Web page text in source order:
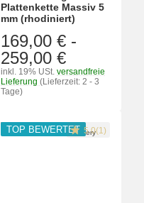
Plattenkette Massiv 5
mm (rhodiniert)
169,00 € -
259,00 €
inkl. 19% USt. versandfreie
Lieferung (Lieferzeit: 2 - 3
Tage)
TOP BEWERTET 5.0(1)